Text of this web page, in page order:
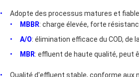
Adopte des processus matures et
MBBR: charge élevée, forte
A/O: élimination efficace du COD, de
MBR: effluent de haute qualité, peut
Qualité d'effluent stable, conforme aux